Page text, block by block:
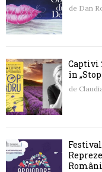
de Dan
Captivi
în
de